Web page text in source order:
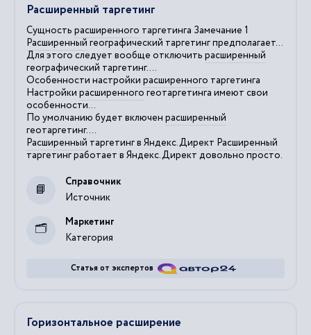
Расширенный таргетинг
Сущность расширенного таргетинга Замечание 1
Расширенныйгеографический таргетинг предполагает...
Для этого следует вообще отключить расширенный
географический таргетинг....
Особенности настройки расширенного таргетинга
Настройки расширенногогеотаргетинга имеют свои
особенности...
По умолчанию будет включен расширенный
геотаргетинг....
Расширенный таргетинг в Яндекс.Директ Расширенный
таргетинг работает в Яндекс.Директ довольно просто.
Источник
Справочник
Категория
Маркетинг
Статья от экспертов
Горизонтальное расширение